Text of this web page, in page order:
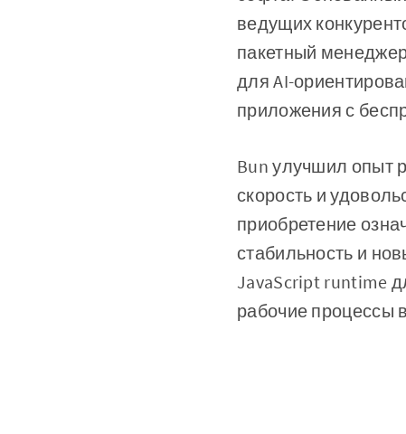
ведущих
пакетный
для AI-
приложения с
Bun улучшил опыт
скорость и
приобретение
стабильность и
JavaScript runtime
рабочие процессы